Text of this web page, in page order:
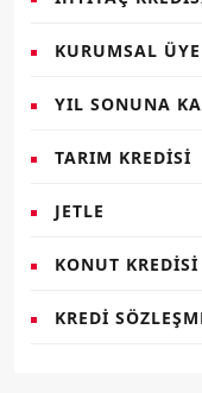
KURUMSAL
YIL SONUNA
TARIM KREDISI
JETLE
KONUT KREDISI
KREDI